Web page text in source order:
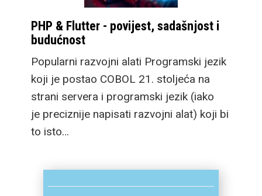
PHP & Flutter - povijest, sadašnjost i
budućnost
Popularni razvojni alati Programski jezik
koji je postao COBOL 21. stoljeća na
strani servera i programski jezik (iako
je preciznije napisati razvojni alat) koji bi
to isto…